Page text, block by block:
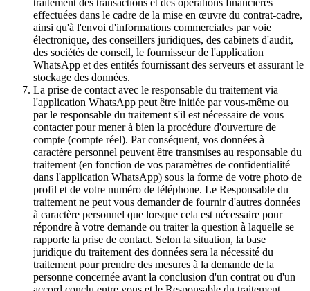
traitement des transactions et des opérations financières
effectuées dans le cadre de la mise en œuvre du contrat-cadre,
ainsi qu'à l'envoi d'informations commerciales par voie
électronique, des conseillers juridiques, des cabinets d'audit,
des sociétés de conseil, le fournisseur de l'application
WhatsApp et des entités fournissant des serveurs et assurant le
stockage des données.
La prise de contact avec le responsable du traitement via
l'application WhatsApp peut être initiée par vous-même ou
par le responsable du traitement s'il est nécessaire de vous
contacter pour mener à bien la procédure d'ouverture de
compte (compte réel). Par conséquent, vos données à
caractère personnel peuvent être transmises au responsable du
traitement (en fonction de vos paramètres de confidentialité
dans l'application WhatsApp) sous la forme de votre photo de
profil et de votre numéro de téléphone. Le Responsable du
traitement ne peut vous demander de fournir d'autres données
à caractère personnel que lorsque cela est nécessaire pour
répondre à votre demande ou traiter la question à laquelle se
rapporte la prise de contact. Selon la situation, la base
juridique du traitement des données sera la nécessité du
traitement pour prendre des mesures à la demande de la
personne concernée avant la conclusion d'un contrat ou d'un